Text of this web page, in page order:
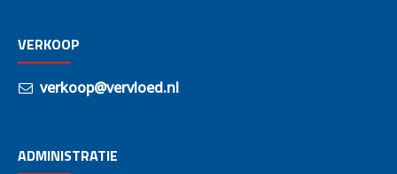
VERKOOP
verkoop@vervloed.nl
ADMINISTRATIE